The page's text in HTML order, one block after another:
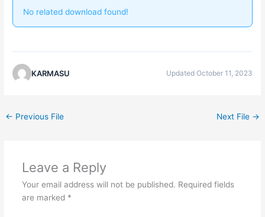
No related download found!
KARMASU Updated October 11, 2023
← Previous File Next File →
Leave a Reply
Your email address will not be published. Required fields
are marked *